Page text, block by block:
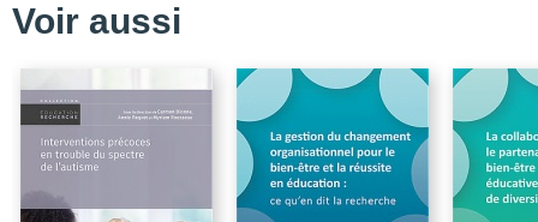
Liste des sigles et
Introduction / De la
particuliers
Références
Chapitre 1 / L’équité,
Voir aussi